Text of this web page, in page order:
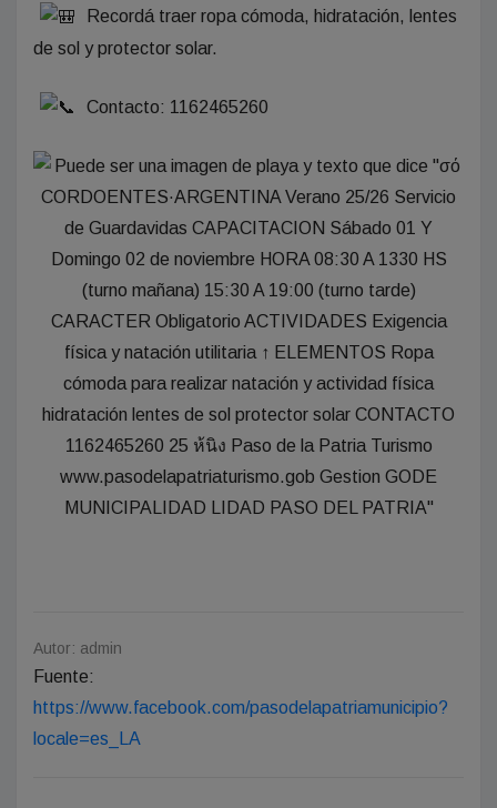
Recordá traer ropa cómoda, hidratación, lentes
de sol y protector solar.
Contacto: 1162465260
Autor: admin
Fuente:
https://www.facebook.com/pasodelapatriamunicipio?
locale=es_LA